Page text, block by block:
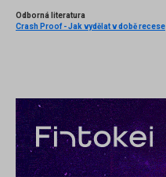
Odborná literatura
Crash Proof - Jak vydělat v době recese